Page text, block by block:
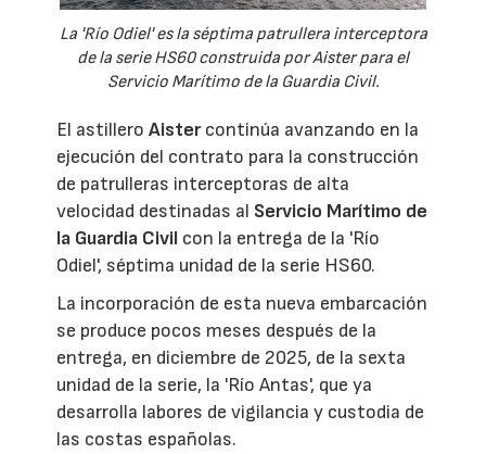
La 'Río Odiel' es la séptima patrullera interceptora
de la serie HS60 construida por Aister para el
Servicio Marítimo de la Guardia Civil.
El astilleroAistercontinúa avanzando en la
ejecución del contrato para la construcción
de patrulleras interceptoras de alta
velocidad destinadas al Servicio Marítimo de
la Guardia Civil con la entrega de la 'Río
Odiel', séptima unidad de la serie HS60.
La incorporación de esta nueva embarcación
se produce pocos meses después de la
entrega, en diciembre de 2025, de la sexta
unidad de la serie, la 'Río Antas', que ya
desarrolla labores de vigilancia y custodia de
las costas españolas.